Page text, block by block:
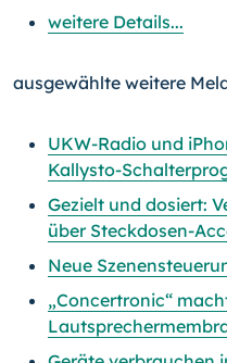
weitere Details...
ausgewählte weitere
UKW-Radio und
Kallysto-
Gezielt und dosiert:
über Steckdosen-
Neue
„Concertronic“